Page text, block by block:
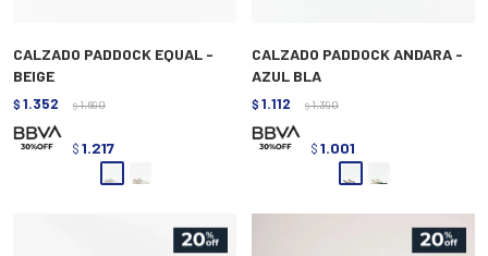
CALZADO PADDOCK EQUAL -
BEIGE
$ 1.352 $ 1.690
$ 1.217
CALZADO PADDOCK ANDARA -
AZUL BLA
$ 1.112 $ 1.390
$ 1.001